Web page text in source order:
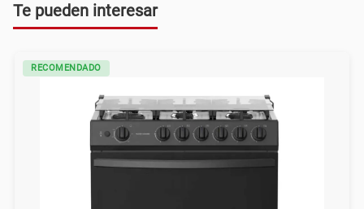
Te pueden interesar
RECOMENDADO